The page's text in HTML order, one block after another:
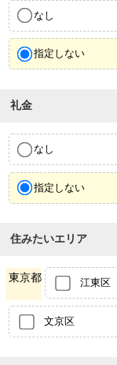
なし
指定しない
礼金
なし
指定しない
住みたいエリア
東京都 江東区
文京区